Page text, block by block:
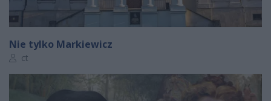
Nie tylko Markiewicz
Autor artykułu:
ct